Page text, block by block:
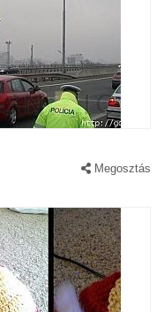
Megosztás